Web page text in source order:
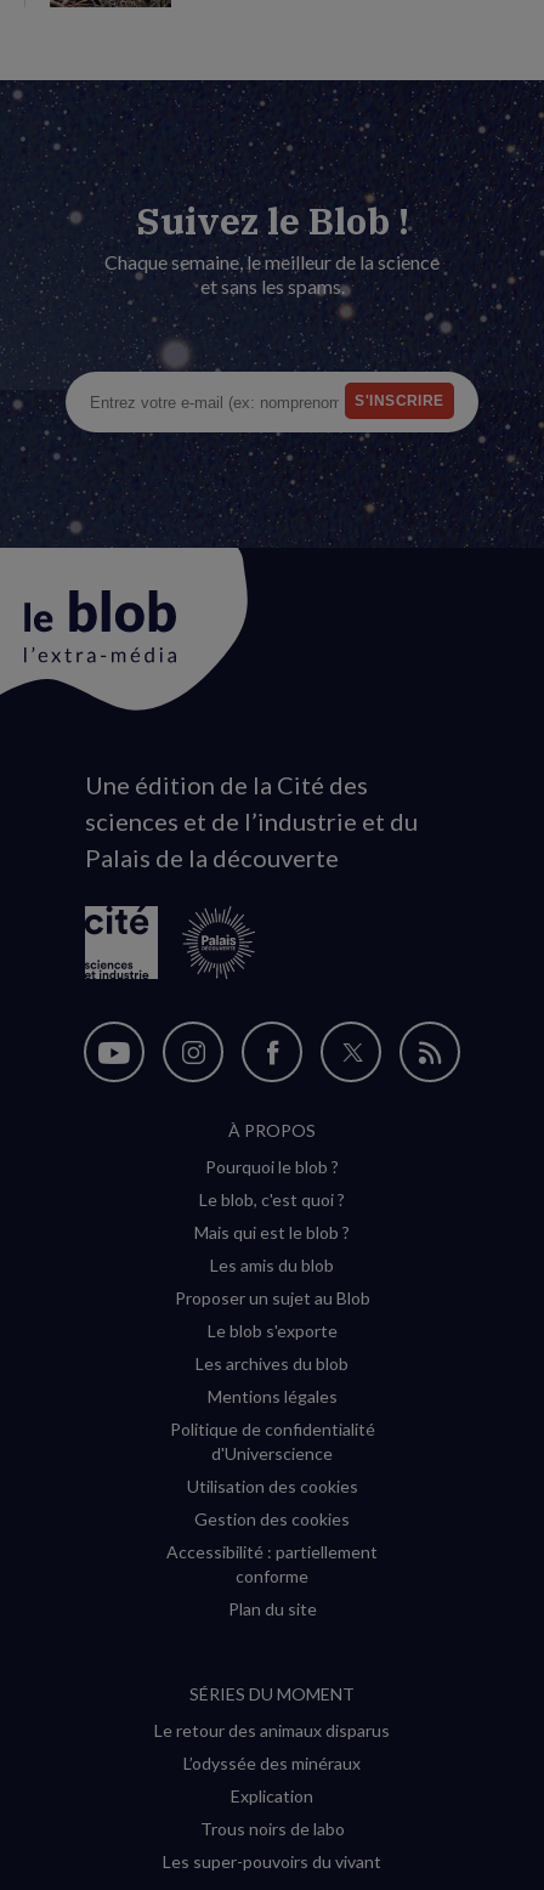
Suivez le Blob !
Chaque semaine, le meilleur de la science
et sans les spams.
Animation
du
logo
Une édition de la Cité des
sciences et de l’industrie et du
Palais de la découverte
Nous
Nous
Instagram
(nouvelle
Nous
sur
Facebook
(nouvelle
Nous
Flux
À PROPOS
Pourquoi le blob ?
Le blob, c'est quoi ?
Mais qui est le blob ?
Les amis du blob
Proposer un sujet au Blob
Le blob s'exporte
Les archives du blob
Mentions légales
Politique de confidentialité
d'Universcience
Utilisation des cookies
Gestion des cookies
Accessibilité : partiellement
conforme
Plan du site
SÉRIES DU MOMENT
Le retour des animaux disparus
L’odyssée des minéraux
Explication
Trous noirs de labo
Les super-pouvoirs du vivant